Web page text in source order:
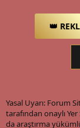
👑
Yasal Uyarı: Forum
tarafından onaylı
da araştırma